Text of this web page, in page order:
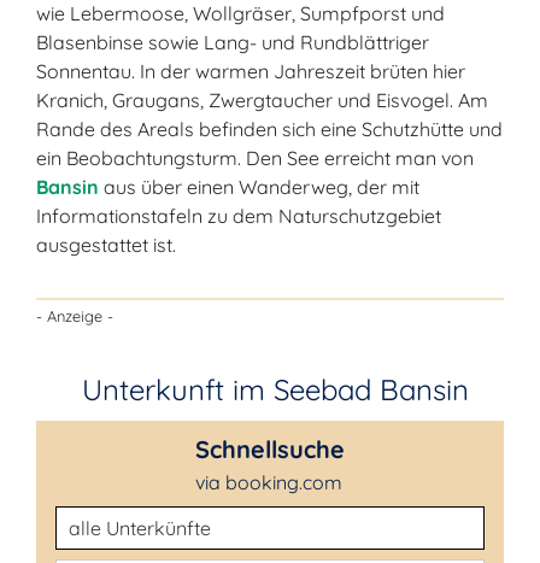
wie Lebermoose, Wollgräser, Sumpfporst und
Blasenbinse sowie Lang- und Rundblättriger
Sonnentau. In der warmen Jahreszeit brüten hier
Kranich, Graugans, Zwergtaucher und Eisvogel. Am
Rande des Areals befinden sich eine Schutzhütte und
ein Beobachtungsturm. Den See erreicht man von
Bansin aus über einen Wanderweg, der mit
Informationstafeln zu dem Naturschutzgebiet
ausgestattet ist.
- Anzeige -
Unterkunft im Seebad Bansin
Schnellsuche
via booking.com
Unterkunftsart